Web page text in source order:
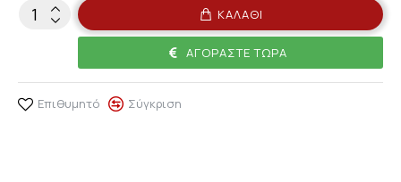
ΚΑΛΆΘΙ
ΑΓΟΡΆΣΤΕ ΤΏΡΑ
Επιθυμητό Σύγκριση